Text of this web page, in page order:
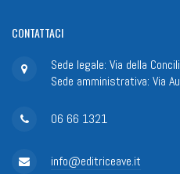
CONTATTACI
Sede legale: Via della
Sede amministrativa: Via
06 66 1321
info@editriceave.it